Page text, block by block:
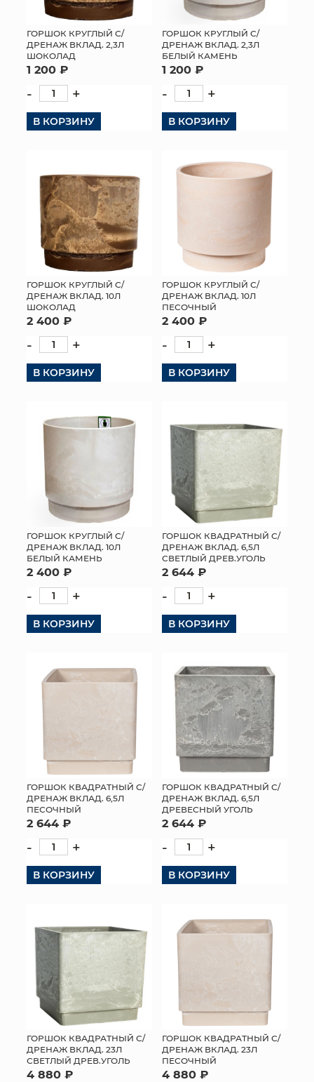
ГОРШОК КРУГЛЫЙ С/
ДРЕНАЖ ВКЛАД. 2,3Л
ШОКОЛАД
1 200 ₽
- +
В КОРЗИНУ
ГОРШОК КРУГЛЫЙ С/
ДРЕНАЖ ВКЛАД. 2,3Л
БЕЛЫЙ КАМЕНЬ
1 200 ₽
- +
В КОРЗИНУ
ГОРШОК КРУГЛЫЙ С/
ДРЕНАЖ ВКЛАД. 10Л
ШОКОЛАД
2 400 ₽
- +
В КОРЗИНУ
ГОРШОК КРУГЛЫЙ С/
ДРЕНАЖ ВКЛАД. 10Л
ПЕСОЧНЫЙ
2 400 ₽
- +
В КОРЗИНУ
ГОРШОК КРУГЛЫЙ С/
ДРЕНАЖ ВКЛАД. 10Л
БЕЛЫЙ КАМЕНЬ
2 400 ₽
- +
В КОРЗИНУ
ГОРШОК КВАДРАТНЫЙ С/
ДРЕНАЖ ВКЛАД. 6,5Л
СВЕТЛЫЙ ДРЕВ.УГОЛЬ
2 644 ₽
- +
В КОРЗИНУ
ГОРШОК КВАДРАТНЫЙ С/
ДРЕНАЖ ВКЛАД. 6,5Л
ПЕСОЧНЫЙ
2 644 ₽
- +
В КОРЗИНУ
ГОРШОК КВАДРАТНЫЙ С/
ДРЕНАЖ ВКЛАД. 6,5Л
ДРЕВЕСНЫЙ УГОЛЬ
2 644 ₽
- +
В КОРЗИНУ
ГОРШОК КВАДРАТНЫЙ С/
ДРЕНАЖ ВКЛАД. 23Л
СВЕТЛЫЙ ДРЕВ.УГОЛЬ
4 880 ₽
ГОРШОК КВАДРАТНЫЙ С/
ДРЕНАЖ ВКЛАД. 23Л
ПЕСОЧНЫЙ
4 880 ₽